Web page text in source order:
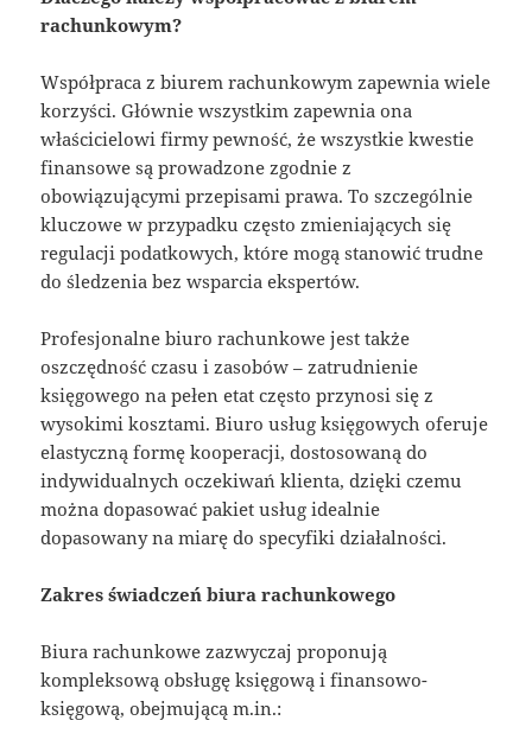
rachunkowym?
Współpraca z biurem rachunkowym zapewnia wiele
korzyści. Głównie wszystkim zapewnia ona
właścicielowi firmy pewność, że wszystkie kwestie
finansowe są prowadzone zgodnie z
obowiązującymi przepisami prawa. To szczególnie
kluczowe w przypadku często zmieniających się
regulacji podatkowych, które mogą stanowić trudne
do śledzenia bez wsparcia ekspertów.
Profesjonalne biuro rachunkowe jest także
oszczędność czasu i zasobów – zatrudnienie
księgowego na pełen etat często przynosi się z
wysokimi kosztami. Biuro usług księgowych oferuje
elastyczną formę kooperacji, dostosowaną do
indywidualnych oczekiwań klienta, dzięki czemu
można dopasować pakiet usług idealnie
dopasowany na miarę do specyfiki działalności.
Zakres świadczeń biura rachunkowego
Biura rachunkowe zazwyczaj proponują
kompleksową obsługę księgową i finansowo-
księgową, obejmującą m.in.: